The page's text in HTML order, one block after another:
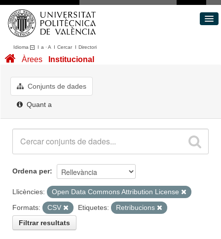
Idioma I a ·A I CercarI Directori
Conjunts de dades
Quant a
Àrees Institucional
Conjunts de dades
Quant a
Ordena per
Llicències:
Open Data Commons Attribution License
Formats:
CSV Etiquetes:
Retribucions
Filtrar resultats